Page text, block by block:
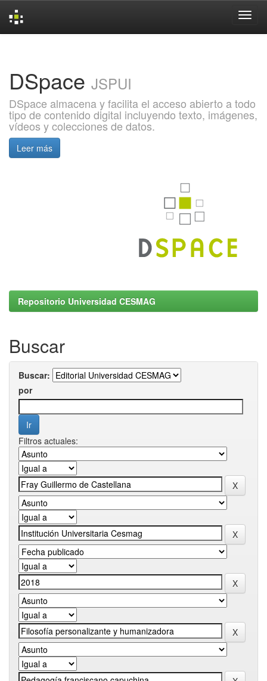
DSpace JSPUI
DSpace almacena y facilita el acceso abierto a todo
tipo de contenido digital incluyendo texto, imágenes,
vídeos y colecciones de datos.
Leer más
Repositorio Universidad CESMAG
Buscar
Buscar:
por
Filtros actuales: